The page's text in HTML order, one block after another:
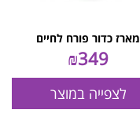
מארז כדור פורח לחיים
₪349
לצפייה במוצר